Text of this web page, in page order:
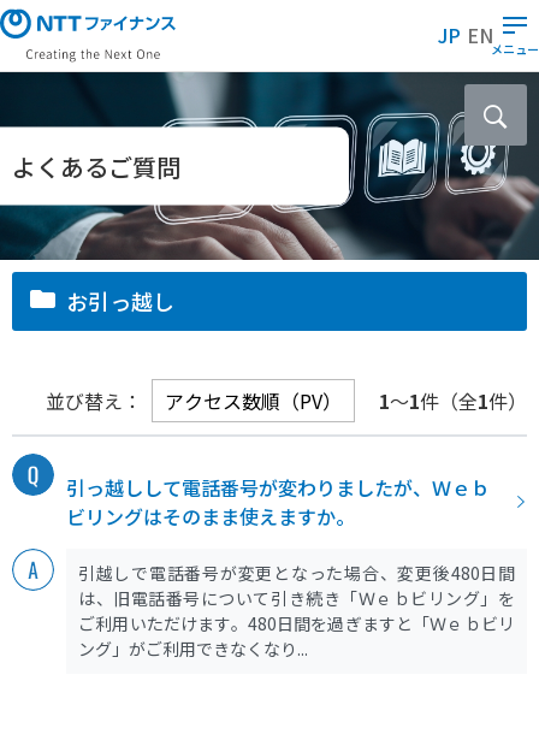
メ
イ
ン
ン
ン
ツ
ス
ッ
JP ENメニュー
よくあるご質問
お引っ越し
並び替え： 1～1件（全1件）
引っ越しして電話番号が変わりましたが、Ｗｅｂ
ビリングはそのまま使えますか。
引越しで電話番号が変更となった場合、変更後480日間
は、旧電話番号について引き続き「Ｗｅｂビリング」を
ご利用いただけます。480日間を過ぎますと「Ｗｅｂビリ
ング」がご利用できなくなり...